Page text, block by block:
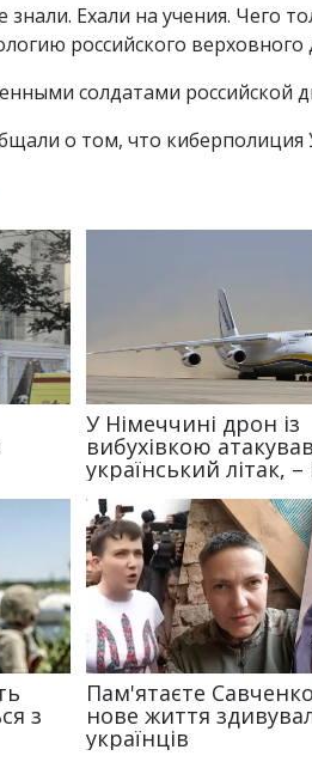
знали. Ехали на учения.
российского верховного
солдатами российской
о том, что киберполиция